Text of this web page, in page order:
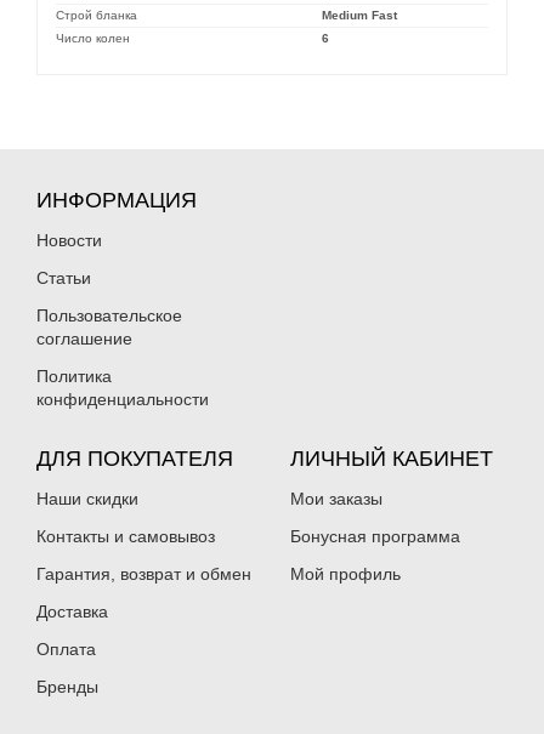
Строй бланка
Medium Fast
Число колен
6
ИНФОРМАЦИЯ
Новости
Статьи
Пользовательское
соглашение
Политика
конфиденциальности
ДЛЯ ПОКУПАТЕЛЯ
Наши скидки
Контакты и самовывоз
Гарантия, возврат и обмен
Доставка
Оплата
Бренды
ЛИЧНЫЙ КАБИНЕТ
Мои заказы
Бонусная программа
Мой профиль